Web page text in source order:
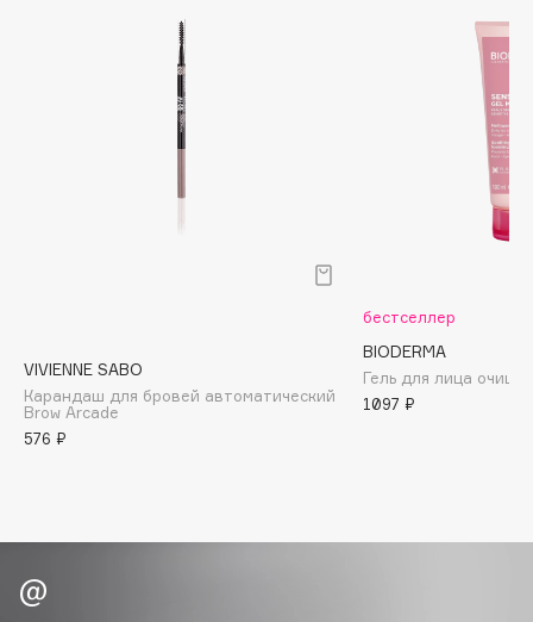
Beverly Hills Polo Club
BOOMSHOP
BORK
VIVIENNE SABO
Карандаш для бровей автоматический
Brow Arcade
576 ₽
бестселлер
BIODERMA
Гель для лица
1097 ₽